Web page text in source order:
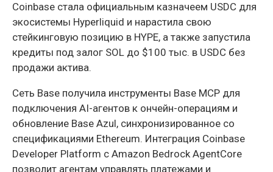
Coinbase стала официальным казначеем USDC для
экосистемы Hyperliquid и нарастила свою
стейкинговую позицию в HYPE, а также запустила
кредиты под залог SOL до $100 тыс. в USDC без
продажи актива.
Сеть Base получила инструменты Base MCP для
подключения AI-агентов к ончейн-операциям и
обновление Base Azul, синхронизированное со
спецификациями Ethereum. Интеграция Coinbase
Developer Platform с Amazon Bedrock AgentCore
позволит агентам управлять платежами и